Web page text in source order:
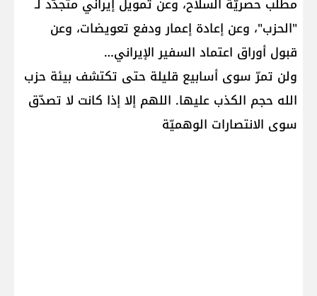
"الحزب"، وعن إعادة إعمار ودفع تعويضات، وعن
قبول أوراق اعتماد السفير الإيراني…
ولن تمرّ سوى أسابيع قليلة حتى تكتشف بيئة حزب
الله حجم الكذب عليها. اللهم إلا إذا كانت لا تصدّق
سوى الانتصارات الوهميّة